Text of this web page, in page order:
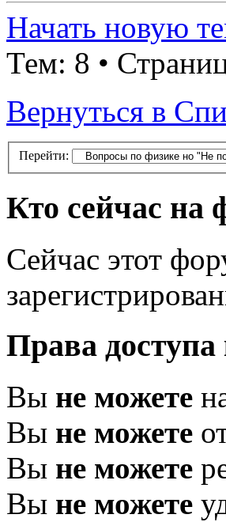
Начать новую
Тем: 8 •
Вернуться в
Перейти:
Кто сейчас на
Сейчас этот
Права
Вы не можете
Вы не можете
Вы не можете
Вы не можете